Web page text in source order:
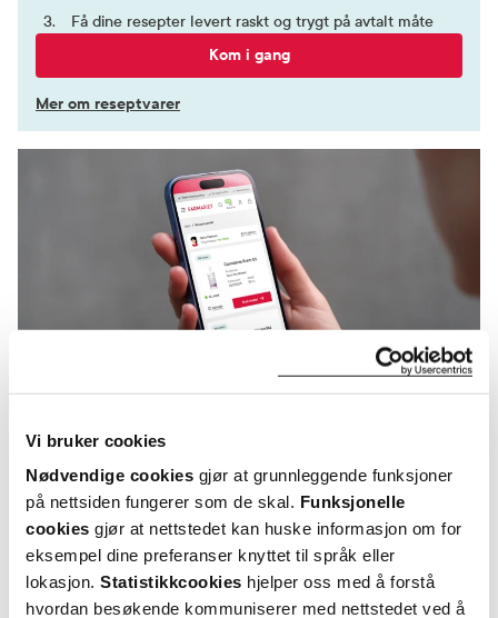
Vi bruker cookies
Nødvendige cookies gjør at grunnleggende funksjoner
på nettsiden fungerer som de skal. Funksjonelle
cookies gjør at nettstedet kan huske informasjon om for
eksempel dine preferanser knyttet til språk eller
lokasjon. Statistikkcookies hjelper oss med å forstå
hvordan besøkende kommuniserer med nettstedet ved å
Få dine resepter levert raskt og trygt på avtalt måte
Kom i gang
Mer om reseptvarer
KUNDEANMELDELSER